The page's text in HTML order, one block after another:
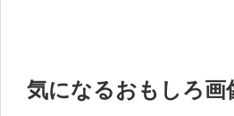
気になるおもしろ画